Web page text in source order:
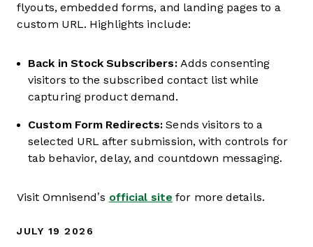
flyouts, embedded forms, and landing pages to a
custom URL. Highlights include:
Back in Stock Subscribers:Adds consenting
visitors to the subscribed contact list while
capturing product demand.
Custom Form Redirects: Sends visitors to a
selected URL after submission, with controls for
tab behavior, delay, and countdown messaging.
Visit Omnisend’s official site for more details.
JULY 19 2026